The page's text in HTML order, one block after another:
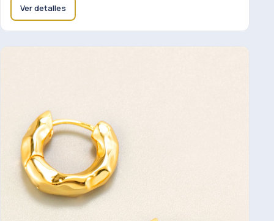
Ver detalles